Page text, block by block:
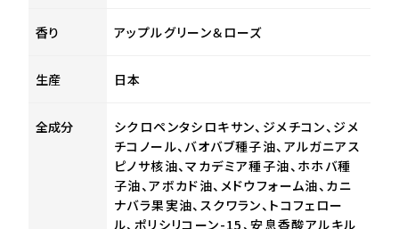
香り アップルグリーン＆ローズ
生産 日本
全成分
シクロペンタシロキサン、ジメチコン、ジメ
チコノール、バオバブ種子油、アルガニアス
ピノサ核油、マカデミア種子油、ホホバ種
子油、アボカド油、メドウフォーム油、カニ
ナバラ果実油、スクワラン、トコフェロー
ル、ポリシリコーン-15、安息香酸アルキル